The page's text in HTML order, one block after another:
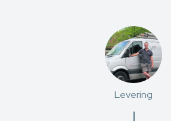
Levering